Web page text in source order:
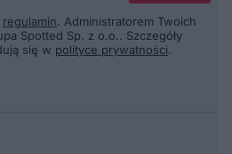
regulamin. Administratorem Twoich
Spotted Sp. z o.o.. Szczegóły
się w polityce prywatności.